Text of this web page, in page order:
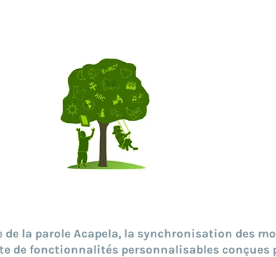
la parole Acapela, la synchronisation des
de fonctionnalités personnalisables conçues